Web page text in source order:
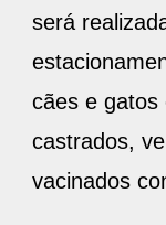
será
cães e gatos
castrados,
vacinados